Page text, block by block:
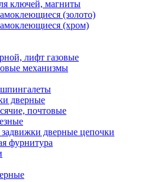
ключей, магниты
(золото)
(хром)
лифт газовые
механизмы
дверные
почтовые
дверные цепочки
фурнитура